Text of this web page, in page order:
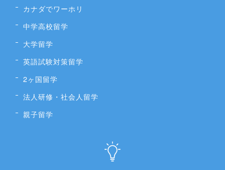
カナダでワーホリ
中学高校留学
大学留学
英語試験対策留学
2ヶ国留学
法人研修・社会人留学
親子留学